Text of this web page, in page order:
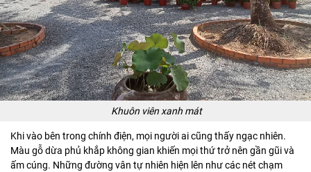
Khuôn viên xanh mát
Khi vào bên trong chính điện, mọi người ai cũng thấy ngạc nhiên.
Màu gỗ dừa phủ khắp không gian khiến mọi thứ trở nên gần gũi và
ấm cúng. Những đường vân tự nhiên hiện lên như các nét chạm